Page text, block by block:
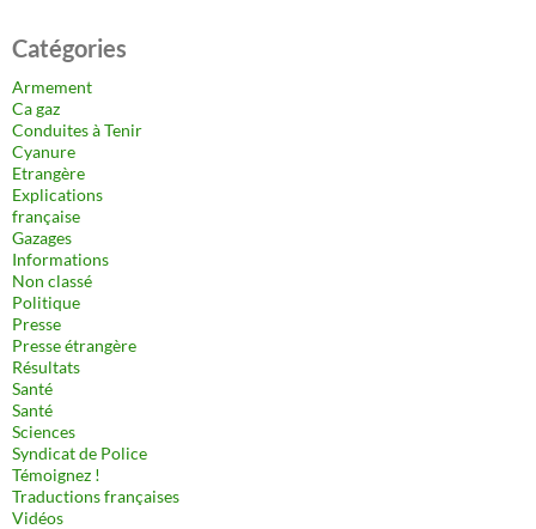
Catégories
Armement
Ca gaz
Conduites à Tenir
Cyanure
Etrangère
Explications
française
Gazages
Informations
Non classé
Politique
Presse
Presse étrangère
Résultats
Santé
Santé
Sciences
Syndicat de Police
Témoignez !
Traductions françaises
Vidéos